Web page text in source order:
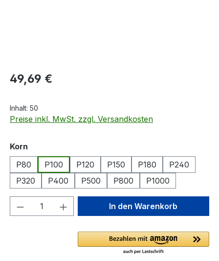
Regulärer Preis:
49,69 €
Inhalt: 50
Preise inkl. MwSt. zzgl. Versandkosten
Korn
P80
P100 P120 P150 P180
P240
P320
P400 P500 P800 P1000
Produkt Anzahl: Gib denIn den Warenkorb